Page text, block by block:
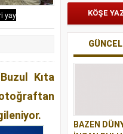
Kıta
KÖŞE
GÜNCEL
BAZEN